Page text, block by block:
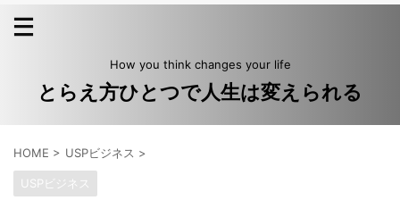
How you think changes your life
とらえ方ひとつで人生は変えられる
HOME > USPビジネス >
USPビジネス